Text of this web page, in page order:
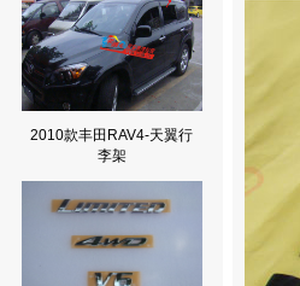
2010款丰田RAV4-天翼行
李架